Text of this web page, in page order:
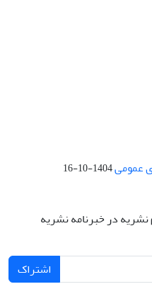
عمومی1404-10-16
نشریه در خبرنامه نشریه
اشتراک